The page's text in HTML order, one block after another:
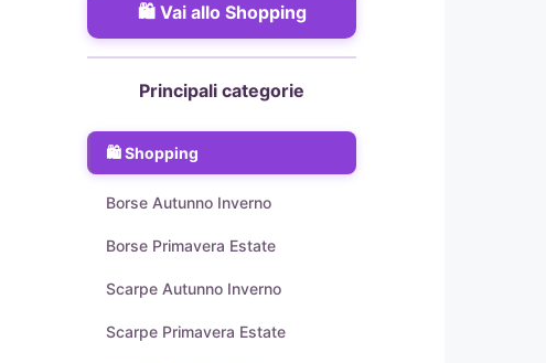
Vai allo Shopping
Principali categorie
Shopping
Borse Autunno Inverno
Borse Primavera Estate
Scarpe Autunno Inverno
Scarpe Primavera Estate